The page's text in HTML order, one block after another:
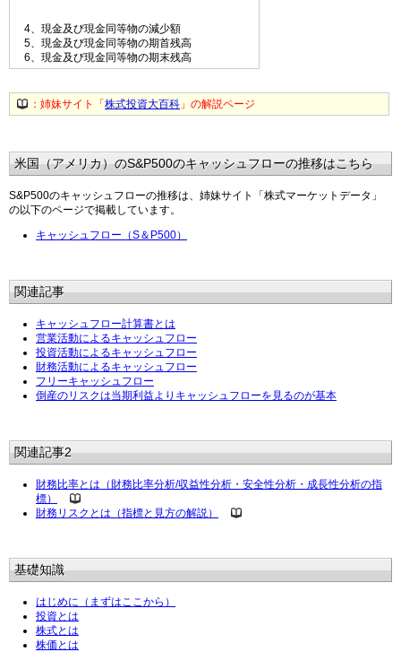
4、現金及び現金同等物の減少額
5、現金及び現金同等物の期首残高
6、現金及び現金同等物の期末残高
：姉妹サイト「 株式投資大百科 」の解説ページ
米国（アメリカ）のS&P500のキャッシュフローの推移はこちら
S&P500のキャッシュフローの推移は、姉妹サイト「株式マーケットデータ」
の以下のページで掲載しています。
キャッシュフロー（S＆P500）
関連記事
キャッシュフロー計算書とは
営業活動によるキャッシュフロー
投資活動によるキャッシュフロー
財務活動によるキャッシュフロー
フリーキャッシュフロー
倒産のリスクは当期利益よりキャッシュフローを見るのが基本
関連記事2
財務比率とは（財務比率分析/収益性分析・安全性分析・成長性分析の指
標）
財務リスクとは（指標と見方の解説）
基礎知識
はじめに（まずはここから）
投資とは
株式とは
株価とは